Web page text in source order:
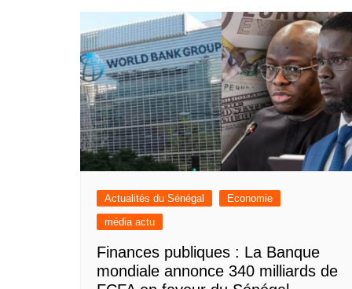
Actualités du Sénégal
Economie
média actu
Finances publiques : La Banque
mondiale annonce 340 milliards de